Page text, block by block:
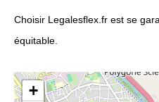
Choisir Legalesflex.fr est se
équitable.
+